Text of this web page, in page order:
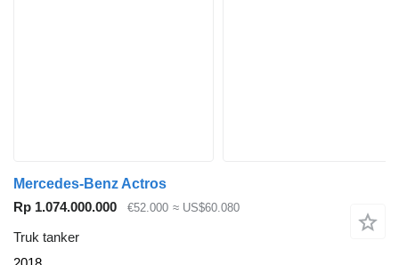
Mercedes-Benz Actros
Rp 1.074.000.000
€52.000 ≈ US$60.080
Truk tanker